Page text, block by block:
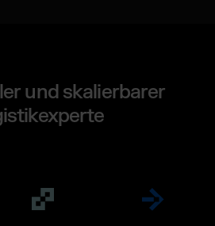
und skalierbarer